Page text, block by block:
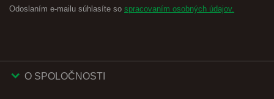
Odoslaním e-mailu súhlasíte so spracovaním osobných údajov.
O SPOLOČNOSTI